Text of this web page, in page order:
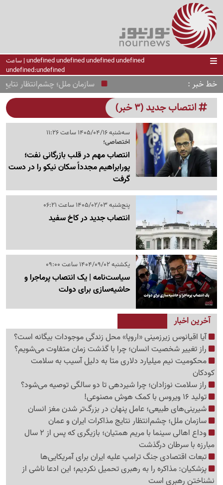
undefined undefined undefined undefined | ساعت
undefined:undefined
خط خبر سازمان ملل؛ چشم‌انتظار نتایج
انتصاب جدید (3 خبر)
سه‌شنبه 1405/04/16 ساعت 11:26
اختصاصی؛
انتصاب مهم در قلب بازرگانی نفت؛
پورابراهیم مجدداً سکان نیکو را در دست
گرفت
پنج‌شنبه 1405/02/03 ساعت 06:21
انتصاب جدید در کاخ سفید
یکشنبه 1404/09/02 ساعت 09:00
سیاست‌نامه | یک انتصاب پرماجرا و
حاشیه‌سازی برای دولت
آخرین اخبار
آیا اقیانوس زیرزمینی «اروپا» محل زندگی موجودات بیگانه است؟
راز تغییر شخصیت انسان؛ چرا با گذشت زمان متفاوت می‌شویم؟
محکومیت نیم میلیارد دلاری متا به دلیل آسیب به سلامت
کودکان
راز سلامت نوزادان؛ چرا شیردهی تا دو سالگی توصیه می‌شود؟
تولید 16 ویروس با کمک هوش مصنوعی!
شیرینی‌های طبیعی؛ عامل پنهان در بزرگ‌تر شدن مغز انسان
سازمان ملل؛ چشم‌انتظار نتایج مذاکرات ایران و عمان
وداع اهالی سینما با مریم همتیان؛ بازیگری که پس از 2 سال
مبارزه با سرطان درگذشت
تبعات اقتصادی جنگ ترامپ علیه ایران برای آمریکایی‌ها
پزشکیان: مذاکره را به رهبری تحمیل نکردیم؛ این ادعا ناشی از
نشناختن رهبری است